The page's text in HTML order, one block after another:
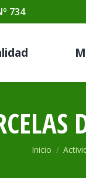
734
Estás aquí:
Inicio